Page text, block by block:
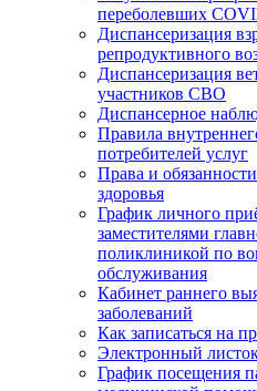
переболевших
Диспансеризация
репродуктивного
Диспансеризация
участников СВО
Диспансерное
Правила
потребителей услуг
Права и
здоровья
График личного
заместителями
поликлиникой по
обслуживания
Кабинет раннего
заболеваний
Как записаться на
Электронный
График посещения